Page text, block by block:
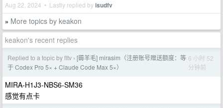
Aug 22, 2024 • Lastly replied byisudfv
» More topics by keakon
keakon's recent replies
Replied to a topic by fltv › [薅羊毛] mirasim（注册账号赠送额度：等
于 Codex Pro 5× + Claude Code Max 5×）
6 小时 52
分钟前
MIRA-H1J3-NBS6-SM36
感觉有点卡